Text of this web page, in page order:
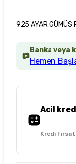
925 AYAR GÜMÜS
Banka veya
Hemen
Acil
Kredi